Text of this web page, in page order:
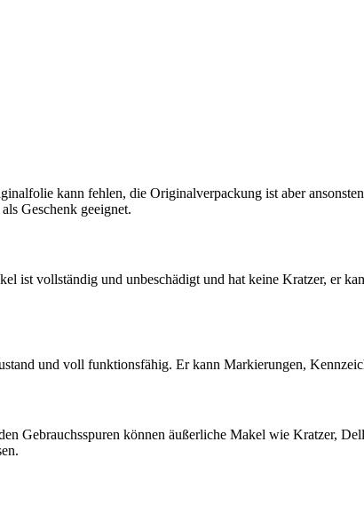
kann fehlen, die Originalverpackung ist aber
Geschenk geeignet.
ist vollständig und unbeschädigt und hat keine Kratzer, er
und voll funktionsfähig. Er kann Markierungen,
Gebrauchsspuren können äußerliche Makel wie Kratzer,